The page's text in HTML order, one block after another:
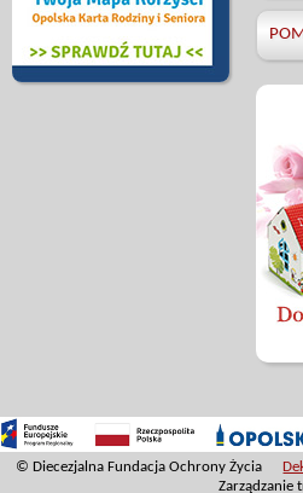
© Diecezjalna Fundacja Ochrony Życia
Zarządzanie